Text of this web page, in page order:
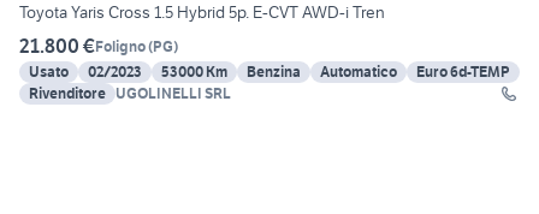
Toyota Yaris Cross 1.5 Hybrid 5p. E-CVT AWD-i Tren
21.800 €Foligno(PG)
Usato
02/2023 53000 Km Benzina Automatico
Euro 6d-TEMP
Rivenditore UGOLINELLI SRL